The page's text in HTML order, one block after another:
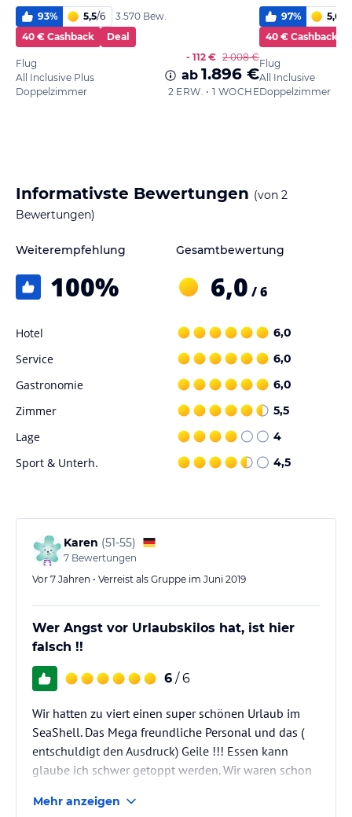
93% 5,5/6
3.570 Bew.
40 € Cashback
Deal
Flug
All Inclusive Plus
Doppelzimmer
- 112 € 2.008 €
ab 1.896 €
2 ERW. • 1 WOCHE
97% 5,6
40 € Cashback
Flug
All Inclusive
Doppelzimmer
Informativste Bewertungen (von 2
Bewertungen)
Weiterempfehlung
100%
Gesamtbewertung
6,0 / 6
Hotel 6,0
Service 6,0
Gastronomie 6,0
Zimmer 5,5
Lage 4
Sport & Unterh. 4,5
Karen (51-55)
7 Bewertungen
Vor 7 Jahren • Verreist als Gruppe im Juni 2019
Wer Angst vor Urlaubskilos hat, ist hier
falsch !!
6 / 6
Wir hatten zu viert einen super schönen Urlaub im
SeaShell. Das Mega freundliche Personal und das (
entschuldigt den Ausdruck) Geile !!! Essen kann
glaube ich schwer getoppt werden. Wir waren schon
wurde alles getoppt.
Mehr anzeigen